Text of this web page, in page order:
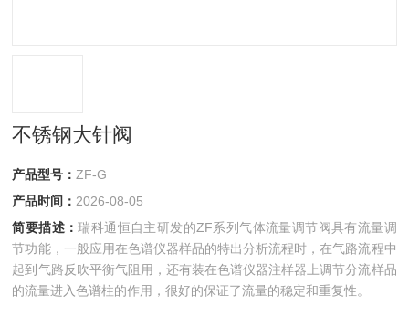
不锈钢大针阀
产品型号： ZF-G
产品时间： 2026-08-05
简要描述：瑞科通恒自主研发的ZF系列气体流量调节阀具有流量调
节功能，一般应用在色谱仪器样品的特出分析流程时，在气路流程中
起到气路反吹平衡气阻用，还有装在色谱仪器注样器上调节分流样品
的流量进入色谱柱的作用，很好的保证了流量的稳定和重复性。